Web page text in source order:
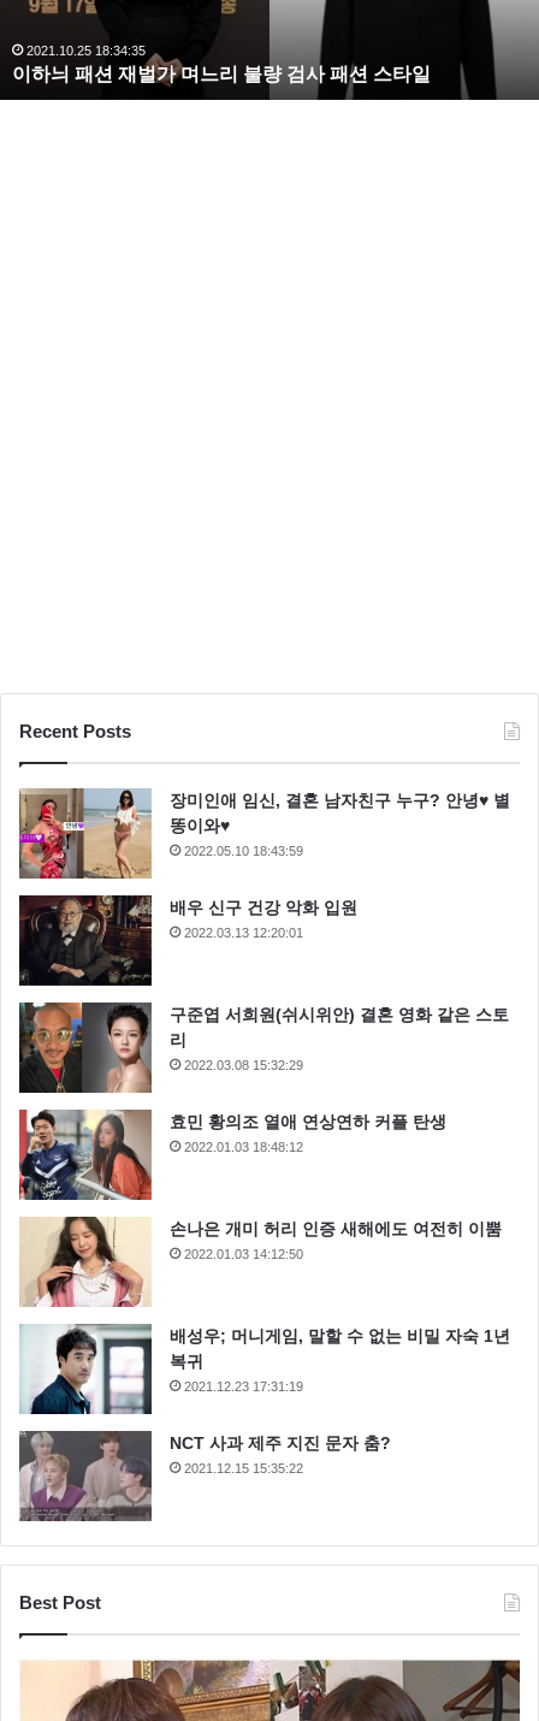
며
느
리
2021.10.25 18:34:35
이하늬 패션 재벌가 며느리 불량 검사 패션 스타일
Recent Posts
장미인애 임신, 결혼 남자친구 누구? 안녕♥ 별
똥이와♥
2022.05.10 18:43:59
배우 신구 건강 악화 입원
2022.03.13 12:20:01
구준엽 서희원(쉬시위안) 결혼 영화 같은 스토
리
2022.03.08 15:32:29
효민 황의조 열애 연상연하 커플 탄생
2022.01.03 18:48:12
손나은 개미 허리 인증 새해에도 여전히 이뿜
2022.01.03 14:12:50
배성우; 머니게임, 말할 수 없는 비밀 자숙 1년
복귀
2021.12.23 17:31:19
NCT 사과 제주 지진 문자 춤?
2021.12.15 15:35:22
Best Post